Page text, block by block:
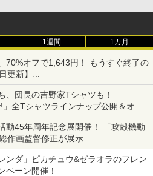
1週間 1カ月
70%オフで1,643円！ もうすぐ終了の
更新】
「大神 絶景版」が67%オフで990円
、団長の吉野家Tシャツも！
全Tシャツラインナップ公開＆オン
動45年周年記念展開催！ 「攻殻機動
作画監督修正が展示
ンダ」ピカチュウ&ゼラオラのフレン
ペーン開催！